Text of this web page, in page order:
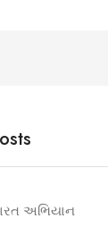
અભિયાન